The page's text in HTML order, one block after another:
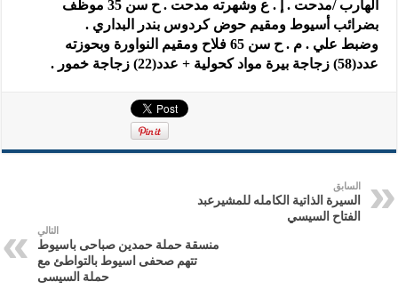
الهارب /مدحت . إ . ع وشهرته مدحت . ح سن 35 موظف
بضرائب أسيوط ومقيم حوض كردوس بندر البداري .
وضبط علي . م . ح سن 65 فلاح ومقيم النواورة وبحوزته
عدد(58) زجاجة بيرة مواد كحولية + عدد(22) زجاجة خمور .
السابق
السيرة الذاتية الكامله للمشيرعبد
الفتاح السيسي
التالي
منسقة حملة حمدين صباحى باسيوط
تتهم صحفى اسيوط بالتواطئ مع
حملة السيسى